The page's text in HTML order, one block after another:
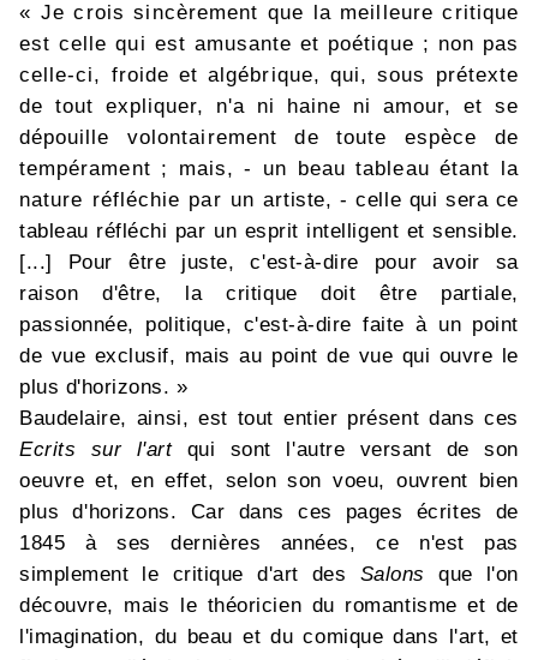
« Je crois sincèrement que la meilleure critique
est celle qui est amusante et poétique ; non pas
celle-ci, froide et algébrique, qui, sous prétexte
de tout expliquer, n'a ni haine ni amour, et se
dépouille volontairement de toute espèce de
tempérament ; mais, - un beau tableau étant la
nature réfléchie par un artiste, - celle qui sera ce
tableau réfléchi par un esprit intelligent et sensible.
[...] Pour être juste, c'est-à-dire pour avoir sa
raison d'être, la critique doit être partiale,
passionnée, politique, c'est-à-dire faite à un point
de vue exclusif, mais au point de vue qui ouvre le
plus d'horizons. »
Baudelaire, ainsi, est tout entier présent dans ces
Ecrits sur l'artqui sont l'autre versant de son
oeuvre et, en effet, selon son voeu, ouvrent bien
plus d'horizons. Car dans ces pages écrites de
1845 à ses dernières années, ce n'est pas
simplement le critique d'art des Salons
que l'on
découvre, mais le théoricien du romantisme et de
l'imagination, du beau et du comique dans l'art, et